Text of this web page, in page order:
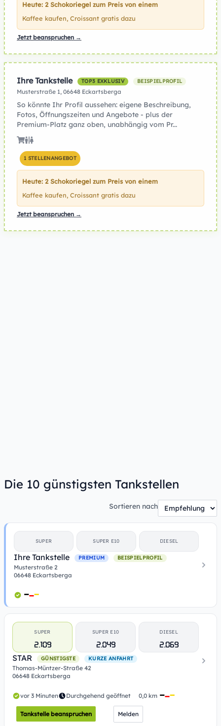
Heute: 2 Schokoriegel zum Preis von einem
Kaffee kaufen, Croissant gratis dazu
Jetzt beanspruchen →
Ihre Tankstelle TOP3 EXKLUSIV BEISPIELPROFIL
Musterstraße 1, 06648 Eckartsberga
So könnte Ihr Profil aussehen: eigene Beschreibung,
Fotos, Öffnungszeiten und Angebote - plus der
Premium-Platz ganz oben, unabhängig vom Pr...
1 STELLENANGEBOT
Heute: 2 Schokoriegel zum Preis von einem
Kaffee kaufen, Croissant gratis dazu
Jetzt beanspruchen →
Die 10 günstigsten Tankstellen
Sortieren nach
SUPER SUPER E10 DIESEL
Ihre Tankstelle PREMIUM BEISPIELPROFIL
Musterstraße 2
06648 Eckartsberga
SUPER
2.109
SUPER E10
2.049
DIESEL
2.069
STAR
GÜNSTIGSTE KURZE ANFAHRT
Thomas-Müntzer-Straße 42
06648 Eckartsberga
vor 3 Minuten Durchgehend geöffnet 0,0 km
Tankstelle beanspruchen Melden